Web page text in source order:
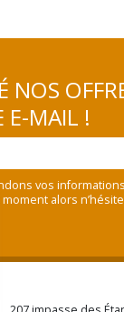
NOS
E-MAIL !
vos
alors